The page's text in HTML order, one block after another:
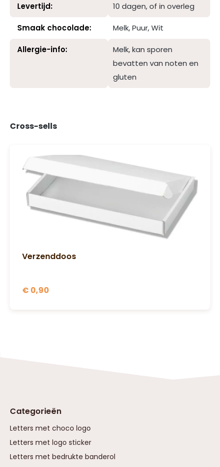
Levertijd: 10 dagen, of in overleg
Smaak chocolade: Melk, Puur, Wit
Allergie-info:
Melk, kan sporen
bevatten van noten en
gluten
Cross-sells
Verzenddoos
€ 0,90
Categorieën
Letters met choco logo
Letters met logo sticker
Letters met bedrukte banderol